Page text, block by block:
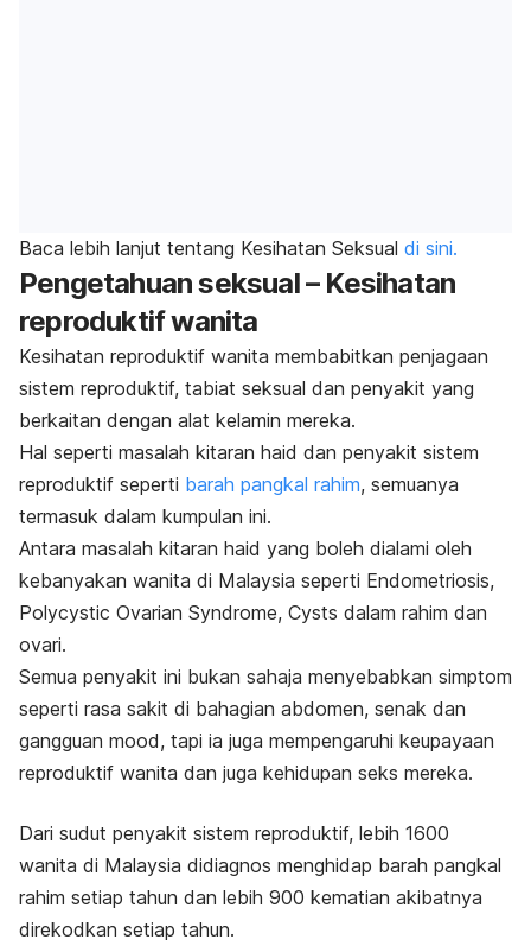
Baca lebih lanjut tentang Kesihatan Seksual di sini.
Pengetahuan seksual – Kesihatan
reproduktif wanita
Kesihatan reproduktif wanita membabitkan penjagaan
sistem reproduktif, tabiat seksual dan penyakit yang
berkaitan dengan alat kelamin mereka.
Hal seperti masalah kitaran haid dan penyakit sistem
reproduktif seperti barah pangkal rahim, semuanya
termasuk dalam kumpulan ini.
Antara masalah kitaran haid yang boleh dialami oleh
kebanyakan wanita di Malaysia seperti Endometriosis,
Polycystic Ovarian Syndrome, Cysts dalam rahim dan
ovari.
Semua penyakit ini bukan sahaja menyebabkan simptom
seperti rasa sakit di bahagian abdomen, senak dan
gangguan mood, tapi ia juga mempengaruhi keupayaan
reproduktif wanita dan juga kehidupan seks mereka.
Dari sudut penyakit sistem reproduktif, lebih 1600
wanita di Malaysia didiagnos menghidap barah pangkal
rahim setiap tahun dan lebih 900 kematian akibatnya
direkodkan setiap tahun.